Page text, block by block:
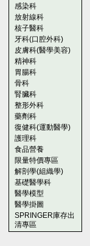
感染科
放射線科
核子醫科
牙科(口腔外科)
皮膚科(醫學美容)
精神科
胃腸科
骨科
腎臟科
整形外科
藥劑科
復健科(運動醫學)
護理科
食品營養
限量特價專區
解剖學(組織學)
基礎醫學科
醫學模型
醫學掛圖
SPRINGER庫存出
清專區